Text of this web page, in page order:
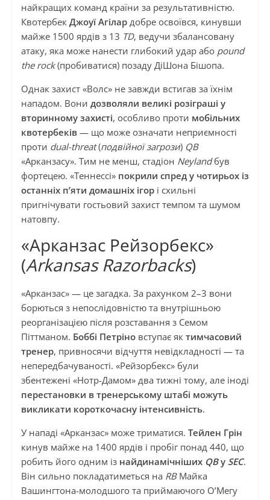
найкращих команд країни за результативністю.
Квотербек Джоуї Агілардобре освоївся, кинувши
майже 1500 ярдів з 13 TD, ведучи збалансовану
атаку, яка може нанести глибокий удар або pound
the rock(пробиватися) позаду ДіШона Бішопа.
Однак захист «Волс» не завжди встигав за їхнім
нападом. Вони дозволяли великі розіграші у
вторинному захисті, особливо проти мобільних
квотербеків— що може означати неприємності
проти dual-threat(подвійної загрози) QB
«Арканзасу». Тим не менш, стадіон Neylandбув
фортецею. «Теннессі» покрили спред у чотирьох із
останніх п’яти домашніх ігорі схильні
пригнічувати гостьовий захист темпом та шумом
натовпу.
«Арканзас Рейзорбекс»
(Arkansas Razorbacks)
«Арканзас» — це загадка. За рахунком 2–3 вони
борються з непослідовністю та внутрішньою
реорганізацією після розставання з Семом
Піттманом. Боббі Петріновступає як тимчасовий
тренер, привносячи відчуття невідкладності — та
непередбачуваності. «Рейзорбекс» були
збентежені «Нотр-Дамом» два тижні тому, але іноді
перестановки в тренерському штабі можуть
викликати короткочасну інтенсивність.
У нападі «Арканзас» може триматися. Тейлен Грін
кинув майже на 1400 ярдів і пробіг понад 440, що
робить його одним із найдинамічніших QBу SEC.
Він сильно покладатиметься на RBМайка
Вашингтона-молодшого та приймаючого О’Мегу